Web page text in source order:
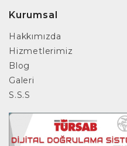
Kurumsal
Hakkımızda
Hizmetlerimiz
Blog
Galeri
S.S.S